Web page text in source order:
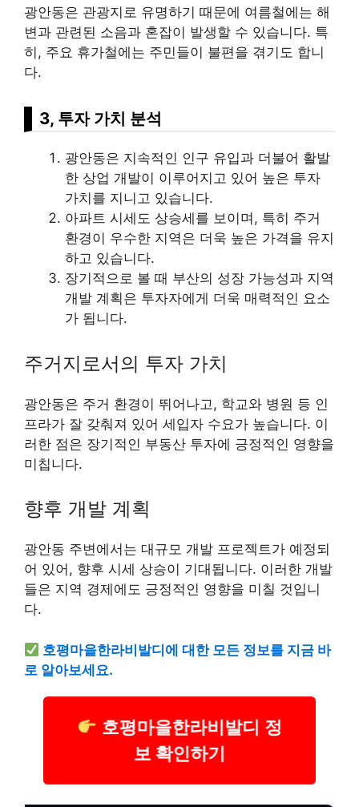
광안동은 관광지로 유명하기 때문에 여름철에는 해
변과 관련된 소음과 혼잡이 발생할 수 있습니다. 특
히, 주요 휴가철에는 주민들이 불편을 겪기도 합니
다.
3, 투자 가치 분석
광안동은 지속적인 인구 유입과 더불어 활발
한 상업 개발이 이루어지고 있어 높은 투자
가치를 지니고 있습니다.
아파트 시세도 상승세를 보이며, 특히 주거
환경이 우수한 지역은 더욱 높은 가격을 유지
하고 있습니다.
장기적으로 볼 때 부산의 성장 가능성과 지역
개발 계획은 투자자에게 더욱 매력적인 요소
가 됩니다.
주거지로서의 투자 가치
광안동은 주거 환경이 뛰어나고, 학교와 병원 등 인
프라가 잘 갖춰져 있어 세입자 수요가 높습니다. 이
러한 점은 장기적인 부동산 투자에 긍정적인 영향을
미칩니다.
향후 개발 계획
광안동 주변에서는 대규모 개발 프로젝트가 예정되
어 있어, 향후 시세 상승이 기대됩니다. 이러한 개발
들은 지역 경제에도 긍정적인 영향을 미칠 것입니
다.
호평마을한라비발디에 대한 모든 정보를 지금 바
로 알아보세요.
호평마을한라비발디 정
보 확인하기